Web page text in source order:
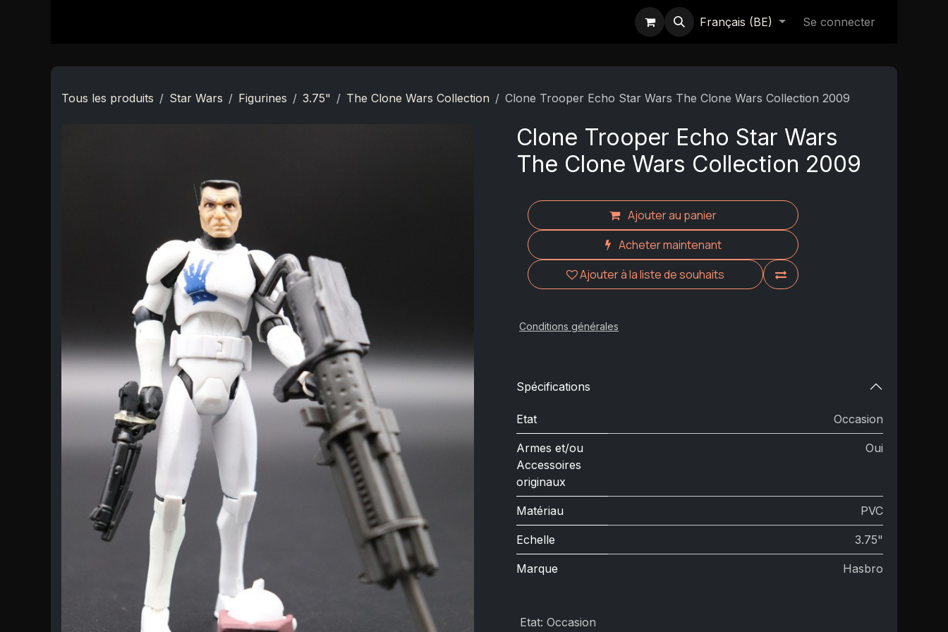
Français (BE) Se connecter
Tous les produits Star Wars Figurines 3.75" The Clone Wars Collection Clone Trooper Echo Star Wars The Clone Wars Collection 2009
Clone Trooper Echo Star Wars
The Clone Wars Collection 2009
Ajouter au panier
Acheter maintenant
Ajouter à la liste de souhaits
Conditions générales
Spécifications
Etat Occasion
Armes et/ou
Accessoires
originaux
Oui
Matériau PVC
Echelle 3.75"
Marque Hasbro
Etat: Occasion